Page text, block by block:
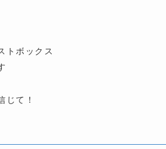
トボックス
て！